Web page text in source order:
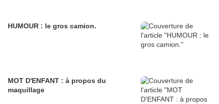
HUMOUR : le gros camion.
MOT D'ENFANT : à propos du
maquillage